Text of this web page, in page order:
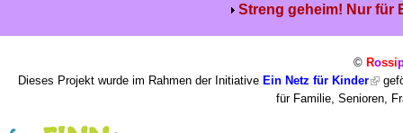
Streng geheim! Nur für
© Rossi
Dieses Projekt wurde im Rahmen der Initiative Ein Netz für Kinder
für Familie, Senioren,